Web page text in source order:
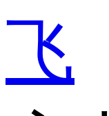
飞